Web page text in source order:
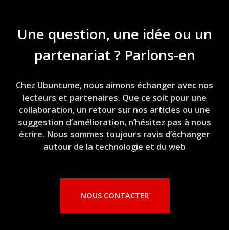
Une question, une idée ou un
partenariat ? Parlons-en
Chez Ubuntume, nous aimons échanger avec nos
lecteurs et partenaires. Que ce soit pour une
collaboration, un retour sur nos articles ou une
suggestion d’amélioration, n’hésitez pas à nous
écrire. Nous sommes toujours ravis d’échanger
autour de la technologie et du web
NOUS CONTACTER